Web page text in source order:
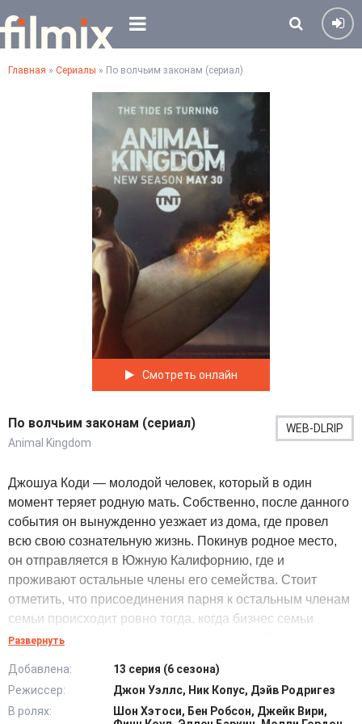
Главная » Сериалы » По волчьим законам (сериал)
Смотреть онлайн
По волчьим законам (сериал)
Animal Kingdom
WEB-DLRIP
Джошуа Коди — молодой человек, который в один
момент теряет родную мать. Собственно, после данного
события он вынужденно уезжает из дома, где провел
всю свою сознательную жизнь. Покинув родное место,
он отправляется в Южную Калифорнию, где и
проживают остальные члены его семейства. Стоит
отметить, что присоединения парня к остальным членам
семьи происходит ровно тогда, когда бизнес семьи
находится на стадии своего становления. Родная тетя
ведением дел и с течением времени старается привлечь
к этому занятию детей своих.
Развернуть
Добавлена:
13 серия (6 сезона)
Режиссер:
Джон Уэллс, Ник Копус, Дэйв Родригез
В ролях:
Шон Хэтоси, Бен Робсон, Джейк Вири,